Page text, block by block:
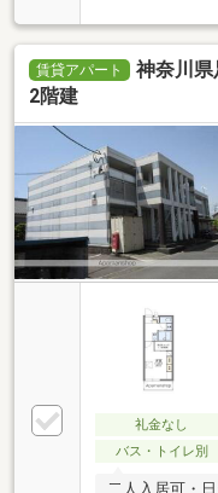
賃貸アパート
神奈川県
2階建
礼金なし
バス・トイレ別
二人入居可・